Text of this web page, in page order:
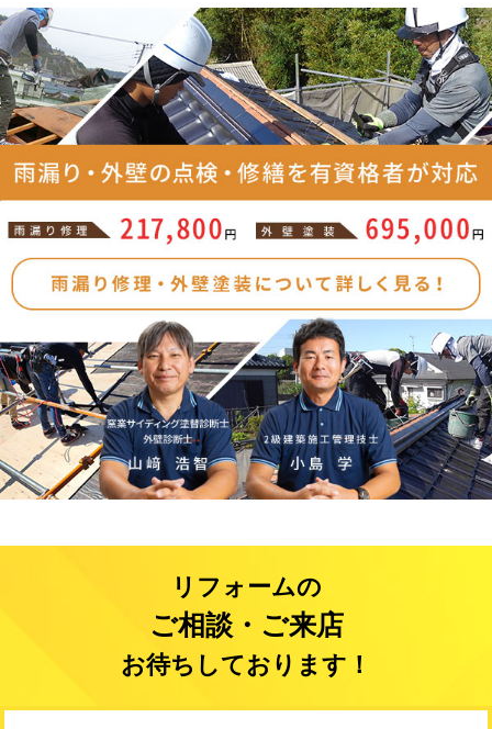
リフォームの
ご相談・ご来店
お待ちしております！